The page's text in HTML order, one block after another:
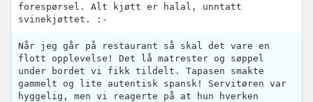
forespørsel. Alt kjøtt er halal, unntatt
svinekjøttet. :-
Når jeg går på restaurant så skal det vare en
flott opplevelse! Det lå matrester og søppel
under bordet vi fikk tildelt. Tapasen smakte
gammelt og lite autentisk spansk! Servitøren var
hyggelig, men vi reagerte på at hun hverken